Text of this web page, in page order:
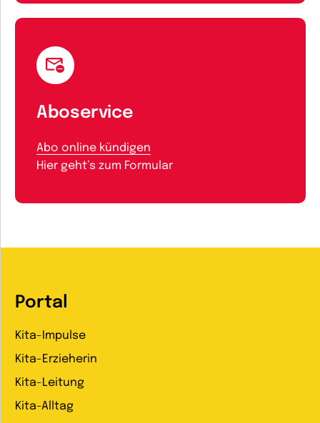
Aboservice
Abo online kündigen
Hier geht’s zum Formular
Portal
Kita-Impulse
Kita-Erzieherin
Kita-Leitung
Kita-Alltag